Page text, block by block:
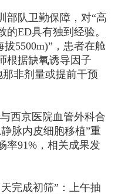
部队卫勤保障，对“高
的ED具有独到经验。
5500m)”，患者在舱
根据缺氧诱导因子
非剂量或提前干预
西京医院血管外科合
脉内皮细胞移植”重
率91%，相关成果发
完成初筛”：上午抽